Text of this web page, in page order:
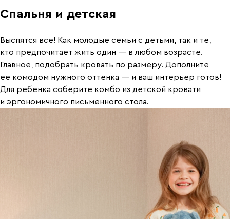
Спальня и детская
Выспятся все! Как молодые семьи с детьми, так и те,
кто предпочитает жить один — в любом возрасте.
Главное, подобрать кровать по размеру. Дополните
её комодом нужного оттенка — и ваш интерьер готов!
Для ребёнка соберите комбо из детской кровати
и эргономичного письменного стола.